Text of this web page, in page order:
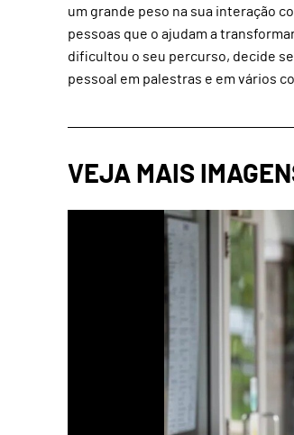
um grande peso na sua interação
pessoas que o ajudam a
dificultou o seu percurso, decide
pessoal em palestras e em vários